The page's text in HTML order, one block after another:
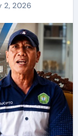
2, 2026